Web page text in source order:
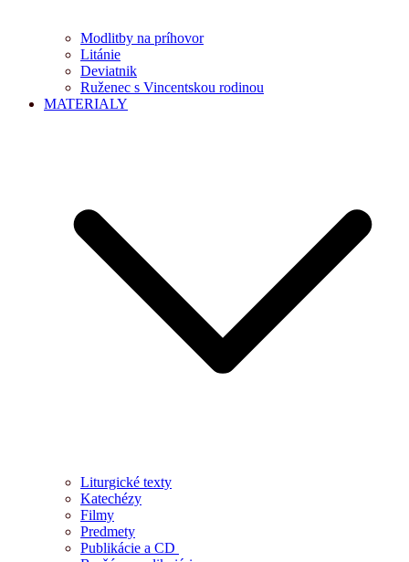
Modlitby na príhovor
Litánie
Deviatnik
Ruženec s Vincentskou rodinou
MATERIALY
Liturgické texty
Katechézy
Filmy
Predmety
Publikácie a CD